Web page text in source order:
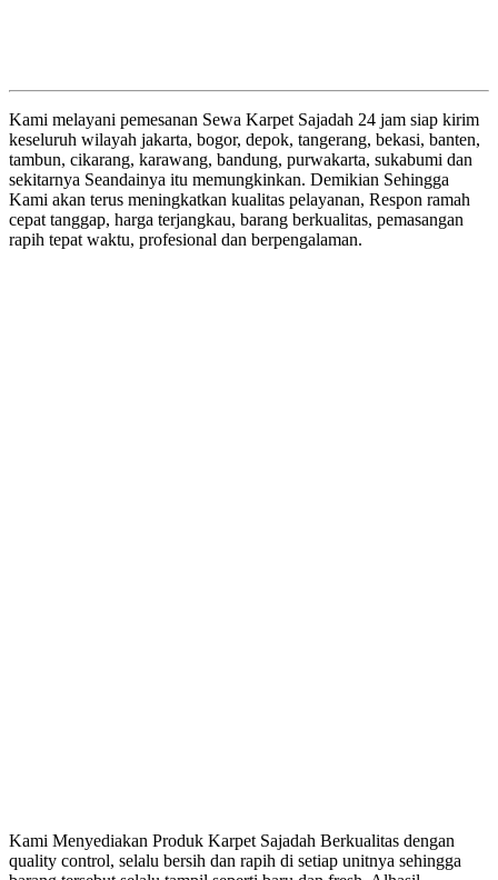
Kami melayani pemesanan Sewa Karpet Sajadah 24 jam siap kirim
keseluruh wilayah jakarta, bogor, depok, tangerang, bekasi, banten,
tambun, cikarang, karawang, bandung, purwakarta, sukabumi dan
sekitarnya Seandainya itu memungkinkan. Demikian Sehingga
Kami akan terus meningkatkan kualitas pelayanan, Respon ramah
cepat tanggap, harga terjangkau, barang berkualitas, pemasangan
rapih tepat waktu, profesional dan berpengalaman.
Kami Menyediakan Produk Karpet Sajadah Berkualitas dengan
quality control, selalu bersih dan rapih di setiap unitnya sehingga